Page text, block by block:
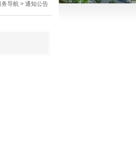
务导航 > 通知公告